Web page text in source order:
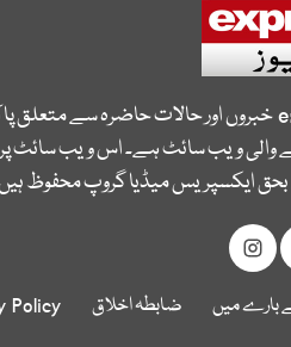
خبروں اور حالات حاضرہ سے متعلق
والی ویب سائٹ ہے۔ اس ویب سائٹ پر
ایکسپریس میڈیا گروپ محفوظ
بارے میں ضابطہ اخلاق Policy